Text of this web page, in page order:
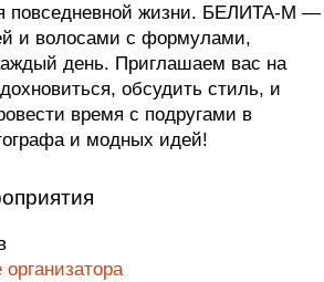
повседневной жизни. БЕЛИТА-М —
и волосами с формулами,
день. Приглашаем вас на
обсудить стиль, и
время с подругами в
и модных идей!